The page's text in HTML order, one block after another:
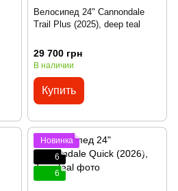
Велосипед 24" Cannondale
Trail Plus (2025), deep teal
29 700 грн
В наличии
Купить
Новинка
6
6